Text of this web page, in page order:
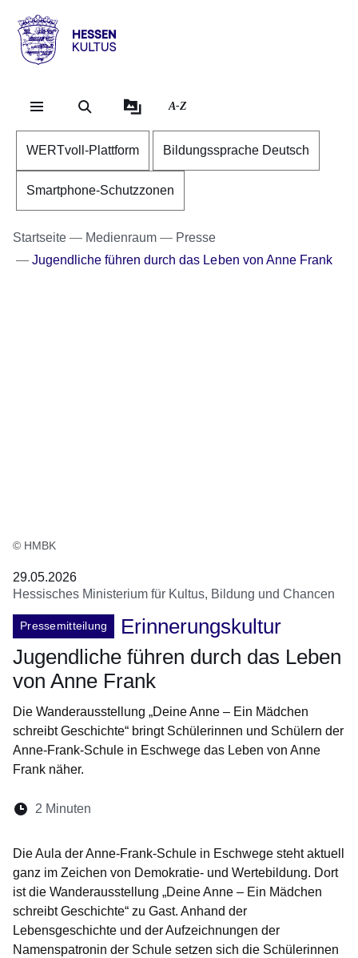
Hessen
Kultus
A-Z
WERTvoll-Plattform Bildungssprache Deutsch
Smartphone-Schutzzonen
Startseite Medienraum
Presse
Jugendliche führen durch das Leben von Anne Frank
© HMBK
29.05.2026
Hessisches Ministerium für Kultus, Bildung und Chancen
Pressemitteilung
Erinnerungskultur
Jugendliche führen durch das Leben
von Anne Frank
Die Wanderausstellung „Deine Anne – Ein Mädchen
schreibt Geschichte“ bringt Schülerinnen und Schülern der
Anne-Frank-Schule in Eschwege das Leben von Anne
Frank näher.
Lesedauer:
2 Minuten
Die Aula der Anne-Frank-Schule in Eschwege steht aktuell
ganz im Zeichen von Demokratie- und Wertebildung. Dort
ist die Wanderausstellung „Deine Anne – Ein Mädchen
schreibt Geschichte“ zu Gast. Anhand der
Lebensgeschichte und der Aufzeichnungen der
Namenspatronin der Schule setzen sich die Schülerinnen